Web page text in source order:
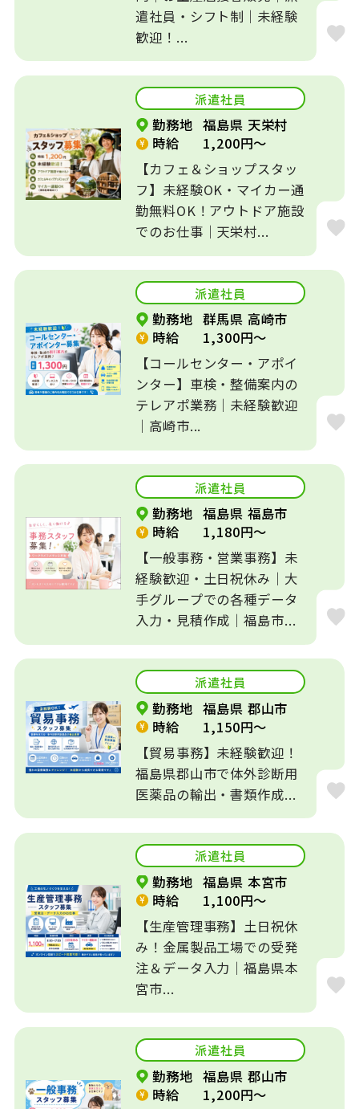
遣社員・シフト制｜未経験
歓迎！...
派遣社員
勤務地 福島県 天栄村
時給
1,200円～
【カフェ＆ショップスタッ
フ】未経験OK・マイカー通
勤無料OK！アウトドア施設
でのお仕事｜天栄村...
派遣社員
勤務地 群馬県 高崎市
時給
1,300円～
【コールセンター・アポイ
ンター】車検・整備案内の
テレアポ業務｜未経験歓迎
｜高崎市...
派遣社員
勤務地 福島県 福島市
時給
1,180円～
【一般事務・営業事務】未
経験歓迎・土日祝休み｜大
手グループでの各種データ
入力・見積作成｜福島市...
派遣社員
勤務地 福島県 郡山市
時給
1,150円～
【貿易事務】未経験歓迎！
福島県郡山市で体外診断用
医薬品の輸出・書類作成...
派遣社員
勤務地 福島県 本宮市
時給
1,100円～
【生産管理事務】土日祝休
み！金属製品工場での受発
注＆データ入力｜福島県本
宮市...
派遣社員
勤務地 福島県 郡山市
時給
1,200円～